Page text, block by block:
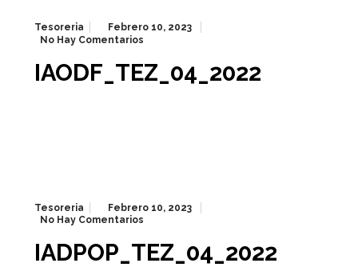
Tesoreria
Febrero 10, 2023
No Hay Comentarios
IAODF_TEZ_04_2022
Tesoreria
Febrero 10, 2023
No Hay Comentarios
IADPOP_TEZ_04_2022